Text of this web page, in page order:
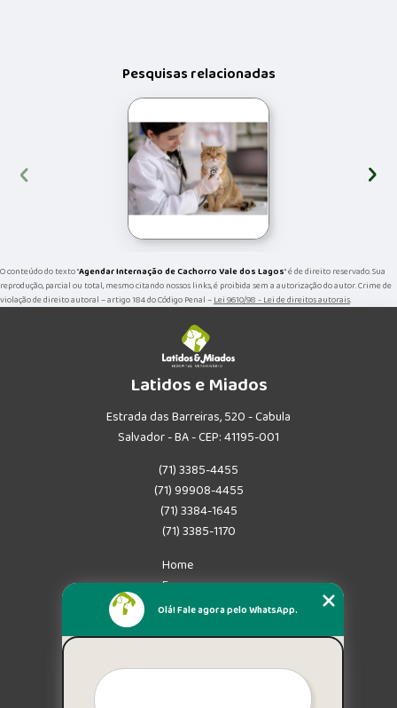
Pesquisas relacionadas
‹ ›
O conteúdo do texto "Agendar Internação de Cachorro Vale dos Lagos" é de direito reservado. Sua
reprodução, parcial ou total, mesmo citando nossos links, é proibida sem a autorização do autor. Crime de
violação de direito autoral – artigo 184 do Código Penal –Lei 9610/98 - Lei de direitos autorais.
Latidos e Miados
Estrada das Barreiras, 520 - Cabula
Salvador - BA - CEP: 41195-001
(71) 3385-4455
(71) 99908-4455
(71) 3384-1645
(71) 3385-1170
Home
Empresa
Missão
Mapa do site
Olá! Fale agora pelo WhatsApp.